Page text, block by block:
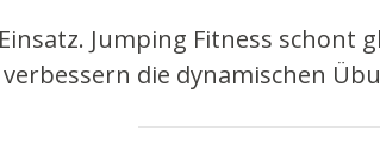
Jumping Fitness schont
die dynamischen